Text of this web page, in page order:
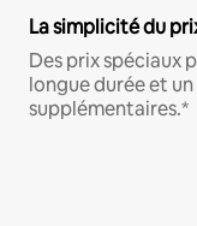
La simplicité du
Des prix spéciaux
longue durée et
supplémentaires.*